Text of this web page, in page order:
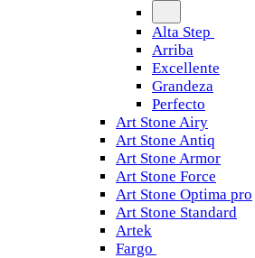
Alta Step
Arriba
Excellente
Grandeza
Perfecto
Art Stone Airy
Art Stone Antiq
Art Stone Armor
Art Stone Force
Art Stone Optima pro
Art Stone Standard
Artek
Fargo